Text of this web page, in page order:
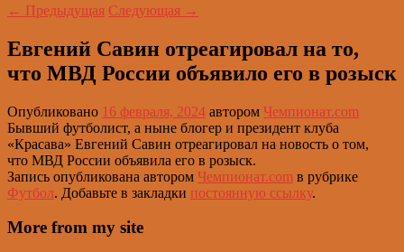
← Предыдущая Следующая →
Евгений Савин отреагировал на то,
что МВД России объявило его в розыск
Опубликовано 16 февраля, 2024 автором Чемпионат.com
Бывший футболист, а ныне блогер и президент клуба
«Красава» Евгений Савин отреагировал на новость о том,
что МВД России объявила его в розыск.
Запись опубликована автором Чемпионат.com в рубрике
Футбол. Добавьте в закладки постоянную ссылку.
More from my site